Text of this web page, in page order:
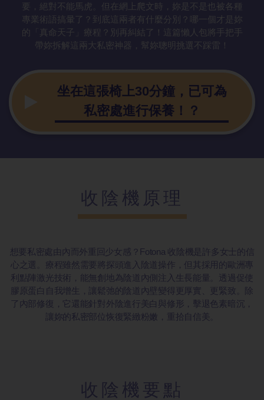
要，絕對不能馬虎。但在網上爬文時，妳是不是也被各種
專業術語搞暈了？到底這兩者有什麼分別？哪一個才是妳
的「真命天子」療程？別再糾結了！這篇懶人包將手把手
帶妳拆解這兩大私密神器，幫妳聰明挑選不踩雷！
坐在這張椅上30分鐘，已可為
私密處進行保養！？
收陰機原理
想要私密處由內而外重回少女感？Fotona 收陰機是許多女士的信
心之選。療程雖然需要將探頭進入陰道操作，但其採用的歐洲專
利點陣激光技術，能無創地為陰道內側注入生長能量。透過促使
膠原蛋白自我增生，讓鬆弛的陰道內壁變得更厚實、更緊致。除
了內部修復，它還能針對外陰進行美白與修形，擊退色素暗沉，
讓妳的私密部位恢復緊緻粉嫩，重拾自信美。
收陰機要點